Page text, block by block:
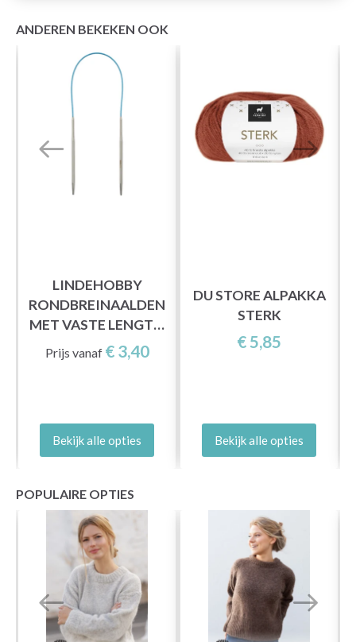
ANDEREN BEKEKEN OOK
LINDEHOBBY
RONDBREINAALDEN
MET VASTE LENGTE,
40 CM
Prijs vanaf € 3,40
Bekijk alle opties
DU STORE ALPAKKA
STERK
€ 5,85
Bekijk alle opties
POPULAIRE OPTIES